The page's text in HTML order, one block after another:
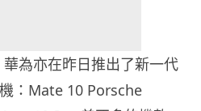
為亦在昨日推出了新一代
：Mate 10 Porsche